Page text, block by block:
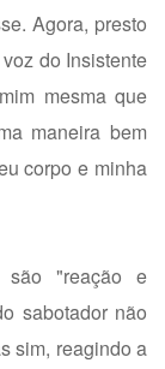
Agora, presto
do Insistente
mesma que
maneira bem
corpo e minha
são "reação e
sabotador não
sim, reagindo a